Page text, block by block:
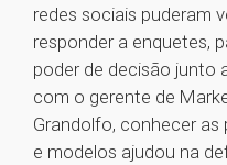
redes sociais puderam
responder a enquetes,
poder de decisão junto
com o gerente de
Grandolfo, conhecer as
e modelos ajudou na